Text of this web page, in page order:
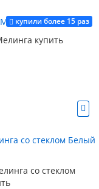
купили более 15 раз
купить
со стеклом